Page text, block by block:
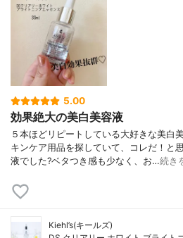
5.00
効果絶大の美白美容液
５本ほどリピートしている大好きな美白
キンケア用品を探していて、コレだ！と
液でした?ベタつき感も少なく、お…続き
Kiehl’s(キールズ)